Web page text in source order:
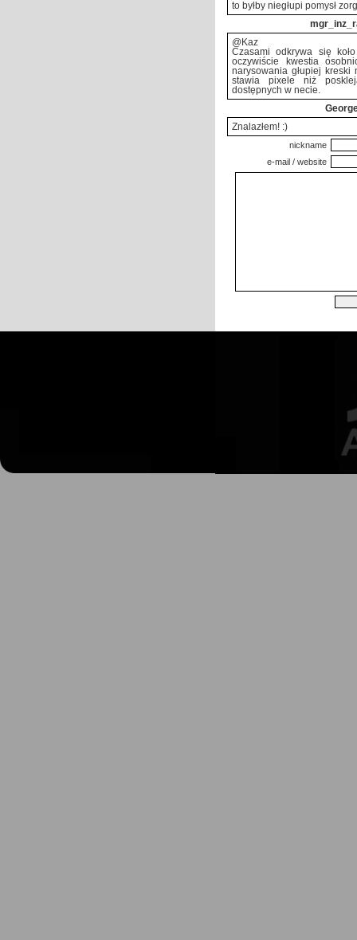
to byłby niegłupi pomysł
@Kaz
Czasami odkrywa się
oczywiście kwestia
narysowania głupiej
stawia pixele niż
dostępnych w necie.
Znalazłem! :)
nickname
e-mail / website